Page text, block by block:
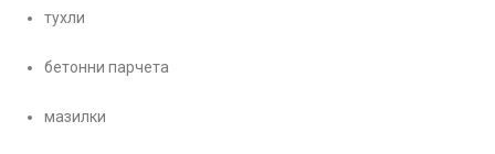
тухли
бетонни парчета
мазилки